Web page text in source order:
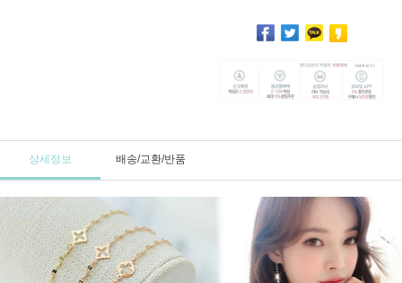
상세정보 배송/교환/반품